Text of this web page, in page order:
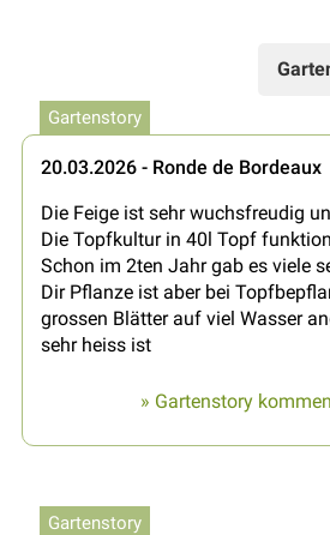
Gartenstory
20.03.2026 - Ronde de Bordeaux
Die Feige ist sehr wuchsfreudig
Die Topfkultur in 40l Topf
Schon im 2ten Jahr gab es viele
Dir Pflanze ist aber bei
grossen Blätter auf viel Wasser
sehr heiss ist
» Gartenstory
Gartenstory